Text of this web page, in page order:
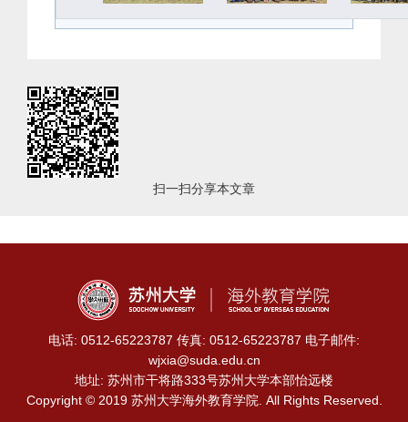
扫一扫分享本文章
电话: 0512-65223787 传真: 0512-65223787 电子邮件:
wjxia@suda.edu.cn
地址: 苏州市干将路333号苏州大学本部怡远楼
Copyright © 2019 苏州大学海外教育学院. All Rights Reserved.